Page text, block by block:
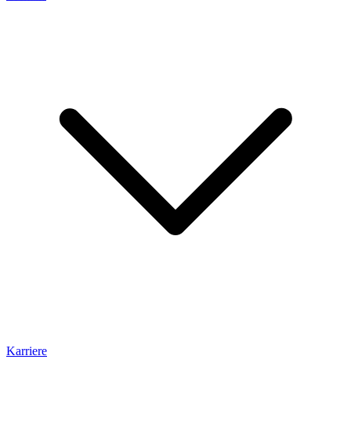
Karriere